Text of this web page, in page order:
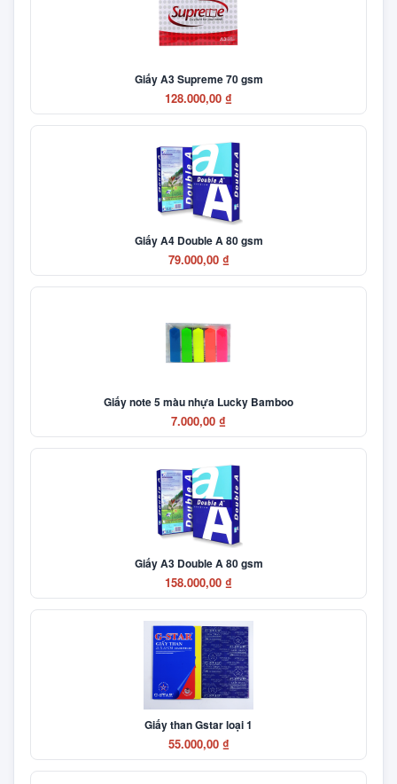
Giấy A3 Supreme 70 gsm
128.000,00 ₫
Giấy A4 Double A 80 gsm
79.000,00 ₫
Giấy note 5 màu nhựa Lucky Bamboo
7.000,00 ₫
Giấy A3 Double A 80 gsm
158.000,00 ₫
Giấy than Gstar loại 1
55.000,00 ₫